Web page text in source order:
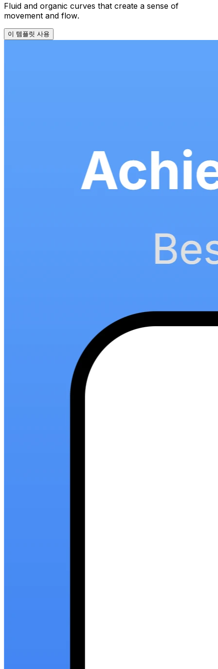
Fluid and organic curves that create a sense of
movement and flow.
이 템플릿 사용